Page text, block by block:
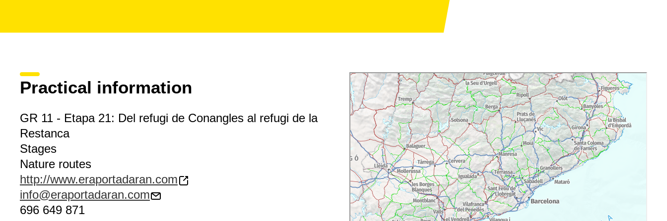
Practical information
GR 11 - Etapa 21: Del refugi de Conangles al refugi de la
Restanca
Stages
Nature routes
http://www.eraportadaran.com
info@eraportadaran.com
696 649 871